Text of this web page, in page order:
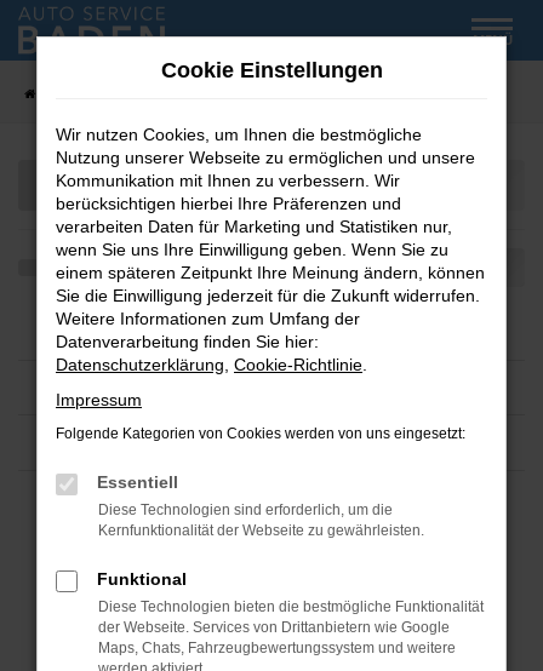
Zum
Hauptinhalt
MENÜ
Cookie Einstellungen
Wir nutzen Cookies, um Ihnen die bestmögliche
Nutzung unserer Webseite zu ermöglichen und unsere
Kommunikation mit Ihnen zu verbessern. Wir
berücksichtigen hierbei Ihre Präferenzen und
verarbeiten Daten für Marketing und Statistiken nur,
wenn Sie uns Ihre Einwilligung geben. Wenn Sie zu
einem späteren Zeitpunkt Ihre Meinung ändern, können
Sie die Einwilligung jederzeit für die Zukunft widerrufen.
Weitere Informationen zum Umfang der
Datenverarbeitung finden Sie hier:
Datenschutzerklärung Cookie-Richtlinie
Impressum
Folgende Kategorien von Cookies werden von uns eingesetzt:
Essentiell
Diese Technologien sind erforderlich, um die
Kernfunktionalität der Webseite zu gewährleisten.
Funktional
Diese Technologien bieten die bestmögliche Funktionalität
der Webseite. Services von Drittanbietern wie Google
Maps, Chats, Fahrzeugbewertungssystem und weitere